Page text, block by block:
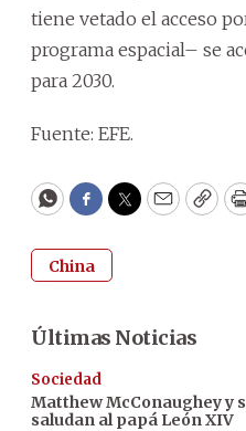
tiene vetado el acceso
programa espacial– se
para 2030.
Fuente: EFE.
WhatsApp
Facebook
Twitter
Email
China
Últimas Noticias
Sociedad
Matthew McConaughey y
saludan al papá León XIV